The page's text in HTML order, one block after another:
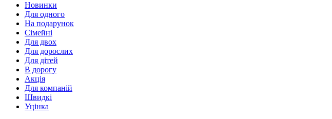
Новинки
Для одного
На подарунок
Сімейні
Для двох
Для дорослих
Для дітей
В дорогу
Акція
Для компаній
Швидкі
Уцінка